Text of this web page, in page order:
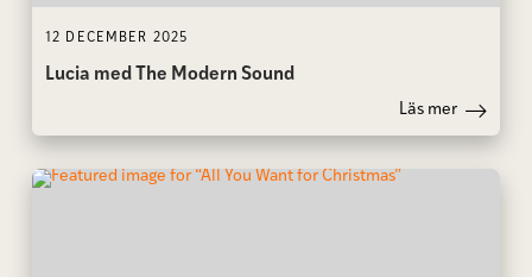
12 DECEMBER 2025
Lucia med The Modern Sound
Läs mer